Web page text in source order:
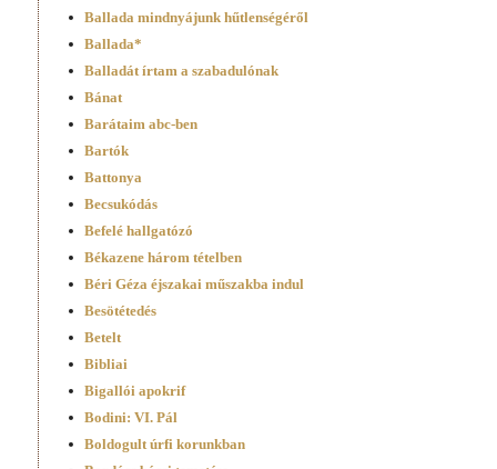
Ballada mindnyájunk hűtlenségéről
Ballada*
Balladát írtam a szabadulónak
Bánat
Barátaim abc-ben
Bartók
Battonya
Becsukódás
Befelé hallgatózó
Békazene három tételben
Béri Géza éjszakai műszakba indul
Besötétedés
Betelt
Bibliai
Bigallói apokrif
Bodini: VI. Pál
Boldogult úrfi korunkban